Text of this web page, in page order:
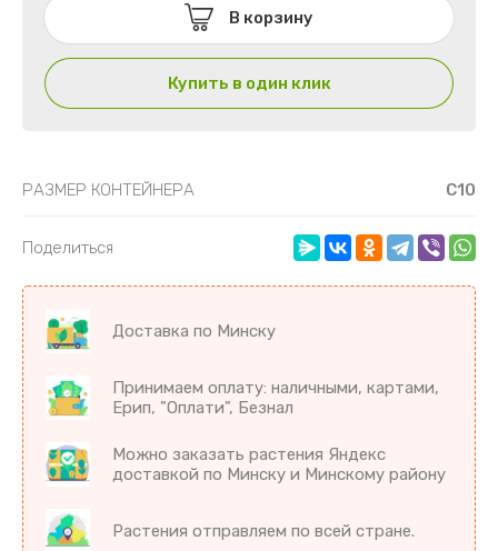
В корзину
Купить в один клик
РАЗМЕР КОНТЕЙНЕРА С10
Поделиться
Доставка по Минску
Принимаем оплату: наличными, картами,
Ерип, "Оплати", Безнал
Можно заказать растения Яндекс
доставкой по Минску и Минскому району
Растения отправляем по всей стране.